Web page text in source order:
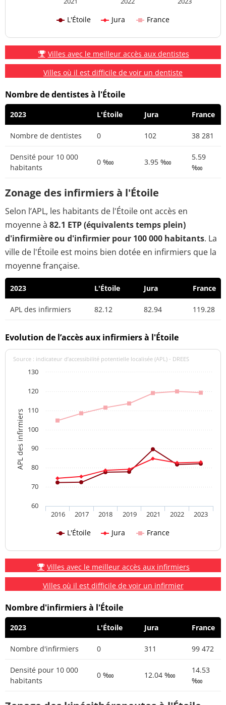
L'Étoile Jura France
Villes avec le meilleur accès aux dentistes
Villes où il est difficile de voir un dentiste
Nombre de dentistes à l'Étoile
2023 L'Étoile Jura France
Nombre de dentistes 0 102 38 281
Densité pour 10 000
habitants
0 ‱ 3.95 ‱
5.59
‱
Zonage des infirmiers à l'Étoile
Selon l’APL, les habitants de l'Étoile ont accès en
moyenne à 82.1 ETP (équivalents temps plein)
d'infirmière ou d'infirmier pour 100 000 habitants. La
ville de l'Étoile est moins bien dotée en infirmiers que la
moyenne française.
2023 L'Étoile Jura France
APL des infirmiers 82.12 82.94 119.28
Evolution de l’accès aux infirmiers à l'Étoile
APL des infirmiers
Source : indicateur d’accessibilité potentielle localisée (APL) - DREES
L'Étoile Jura France
2016 2017 2018 2019 2021 2022 2023
60
70
80
90
100
110
120
130
Villes avec le meilleur accès aux infirmiers
Villes où il est difficile de voir un infirmier
Nombre d'infirmiers à l'Étoile
2023 L'Étoile Jura France
Nombre d'infirmiers 0 311 99 472
Densité pour 10 000
habitants
0 ‱ 12.04 ‱
14.53
‱